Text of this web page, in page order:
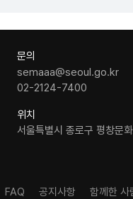
문의
semaaa@seoul.go.kr
02-2124-7400
위치
서울특별시 종로구 평창문
FAQ 공지사항 함께한 사